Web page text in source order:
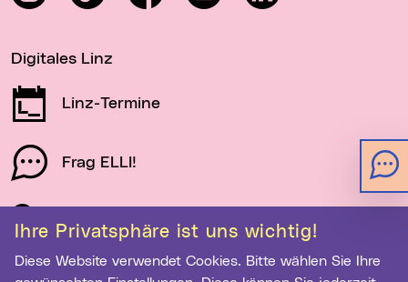
Ihre Privatsphäre ist uns wichtig!
Diese Website verwendet Cookies. Bitte wählen Sie Ihre
Digitales Linz
Linz-Termine
Frag ELLI!
Schau auf Linz